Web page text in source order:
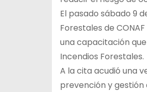
El pasado sábado 9
Forestales de
una capacitación
Incendios Forestales.
A la cita acudió una
prevención y